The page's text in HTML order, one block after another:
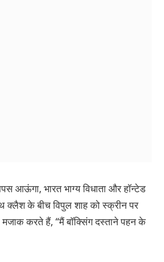
आऊंगा, भारत भाग्य विधाता और हॉन्टेड
के बीच विपुल शाह को स्क्रीन पर
मजाक करते हैं, “मैं बॉक्सिंग दस्ताने पहन के